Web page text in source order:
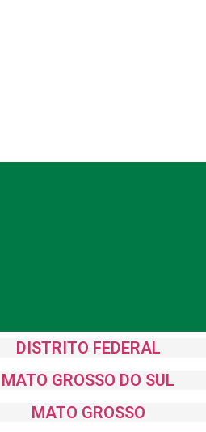
DISTRITO FEDERAL
MATO GROSSO DO SUL
MATO GROSSO